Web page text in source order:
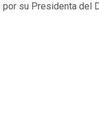
su Presidenta del